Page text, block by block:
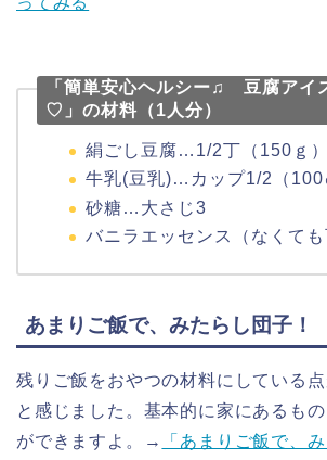
「簡単安心ヘルシー♫ 豆腐アイ
♡」の材料（1人分）
絹ごし豆腐…1/2丁（150ｇ）
牛乳(豆乳)…カップ1/2（100
砂糖…大さじ3
バニラエッセンス（なくて
あまりご飯で、みたらし団子！
残りご飯をおやつの材料にしている
と感じました。基本的に家にあるも
ができますよ。
→
「あまりご飯で、